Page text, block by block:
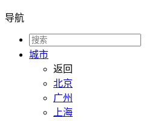
导航
城市
返回
北京
广州
上海